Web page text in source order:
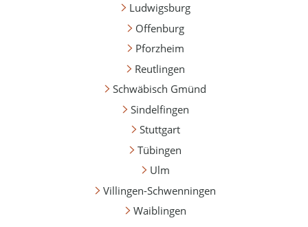
Ludwigsburg
Offenburg
Pforzheim
Reutlingen
Schwäbisch Gmünd
Sindelfingen
Stuttgart
Tübingen
Ulm
Villingen-Schwenningen
Waiblingen